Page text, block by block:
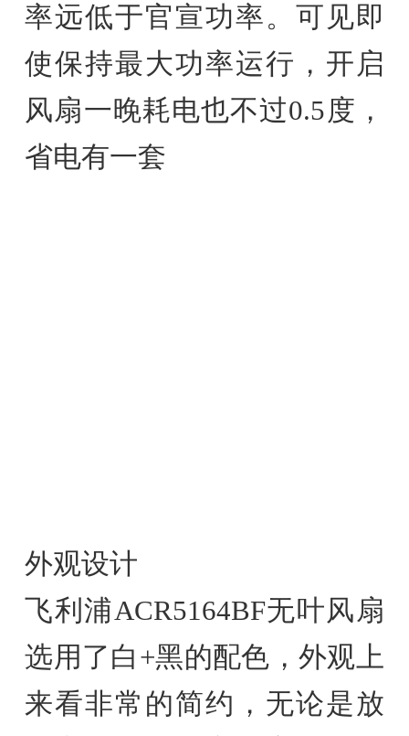
率远低于官宣功率。可见即
使保持最大功率运行，开启
风扇一晚耗电也不过0.5度，
省电有一套
外观设计
飞利浦ACR5164BF无叶风扇
选用了白+黑的配色，外观上
来看非常的简约，无论是放